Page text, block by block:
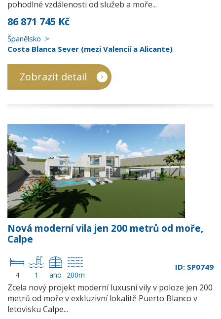
pohodlné vzdálenosti od služeb a moře...
86 871 745 Kč
Španělsko
Costa Blanca Sever (mezi Valencií a Alicante)
Zobrazit detail
Nová moderní vila jen 200 metrů od moře,
Calpe
4 1 ano 200m
ID: SP0749
Zcela nový projekt moderní luxusní vily v poloze jen 200
metrů od moře v exkluzivní lokalitě Puerto Blanco v
letovisku Calpe...